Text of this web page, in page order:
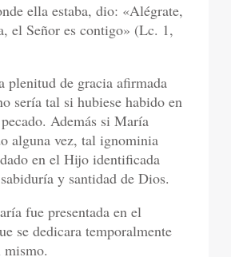
ella estaba, dio: «Alégrate,
el Señor es contigo» (Lc. 1,
plenitud de gracia afirmada
sería tal si hubiese habido en
Además si María
alguna vez, tal ignominia
en el Hijo identificada
y santidad de Dios.
fue presentada en el
se dedicara temporalmente